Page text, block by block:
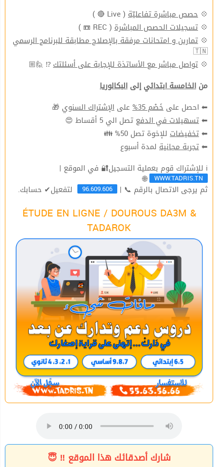
💠 حصص مباشرة تفاعليّة ( Live 🔴 )
💠 تسجيلات الحصص المباشرة ( REC 📼 )
💠 تمارين و امتحانات مرفقة بالإصلاح مطابقة للبرنامج الرسمي
🇹🇳
💠 تواصل مباشر مع الأساتذة للإجابة على أسئلتك⁉ 🙋🏼
من الخامسة ابتدائي إلى البكالوريا
⬅ احصل على خَصْم 35% على الإشتراك السنوي 🎁
⬅تسهيلات في الدفع تصل الي 5 أقساط 😍
⬅تخفيضات للإخوة تصل 50% 👪
⬅تجربة مجانية لمدة أسبوع
ℹ للإشتراك قوم بعملية التسجيل🔐 في الموقع |
WWW.TADRIS.TN
🌐
ثم يرجى الاتصال بالرقم 📞 | 96.609.606 لتفعيل✔ حسابك.
ÉTUDE EN LIGNE / DOUROUS DA3M &
TADAROK
شارك أصدقائك هذا الموقع ‼ 😇